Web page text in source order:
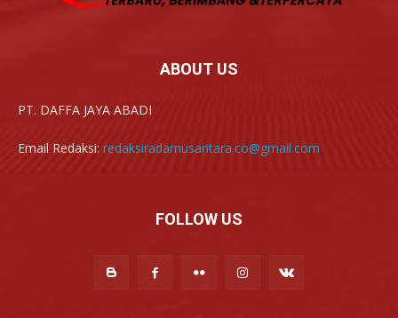
ABOUT US
PT. DAFFA JAYA ABADI
Email Redaksi: redaksiradarnusantara.co@gmail.com
FOLLOW US